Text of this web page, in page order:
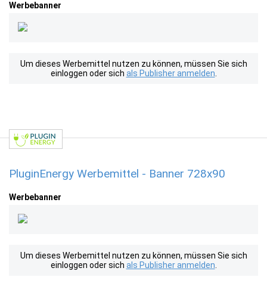
Werbebanner
Um dieses Werbemittel nutzen zu können, müssen Sie sich
einloggen oder sich als Publisher anmelden
PluginEnergy Werbemittel - Banner 728x90
Werbebanner
Um dieses Werbemittel nutzen zu können, müssen Sie sich
einloggen oder sich als Publisher anmelden